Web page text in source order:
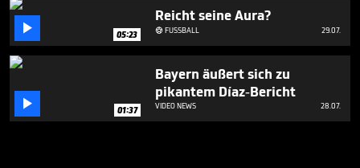
 05:23
Reicht seine Aura?
FUSSBALL 29.07.
 01:37
Bayern äußert sich zu
pikantem Díaz-Bericht
VIDEO NEWS 28.07.